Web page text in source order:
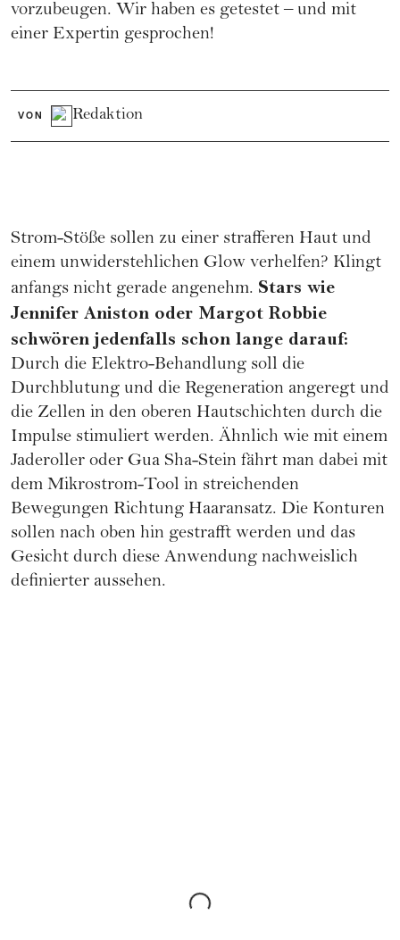
vorzubeugen. Wir haben es getestet – und mit
einer Expertin gesprochen!
VON Redaktion
Strom-Stöße sollen zu einer strafferen Haut und
einem unwiderstehlichen Glow verhelfen? Klingt
anfangs nicht gerade angenehm. Stars wie
Jennifer Aniston oder Margot Robbie
schwören jedenfalls schon lange darauf:
Durch die Elektro-Behandlung soll die
Durchblutung und die Regeneration angeregt und
die Zellen in den oberen Hautschichten durch die
Impulse stimuliert werden. Ähnlich wie mit einem
Jaderoller oder Gua Sha-Stein fährt man dabei mit
dem Mikrostrom-Tool in streichenden
Bewegungen Richtung Haaransatz. Die Konturen
sollen nach oben hin gestrafft werden und das
Gesicht durch diese Anwendung nachweislich
definierter aussehen.